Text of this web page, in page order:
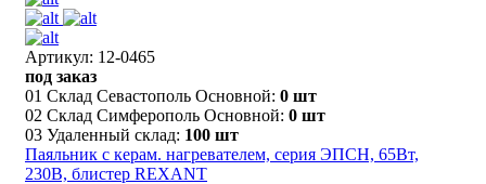
Артикул: 12-0465
под заказ
01 Склад Севастополь Основной: 0 шт
02 Склад Симферополь Основной: 0 шт
03 Удаленный склад: 100 шт
Паяльник с керам. нагревателем, серия ЭПСН, 65Вт,
230В, блистер REXANT